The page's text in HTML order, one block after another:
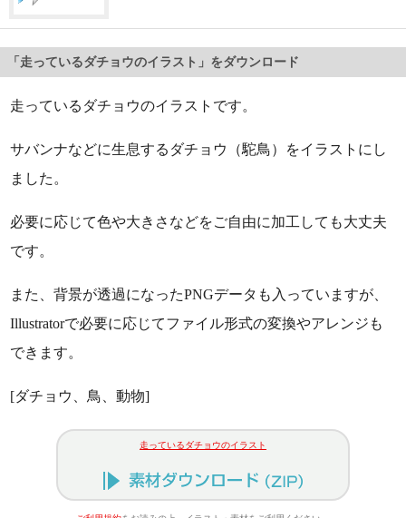
「走っているダチョウのイラスト」をダウンロード
走っているダチョウのイラストです。
サバンナなどに生息するダチョウ（駝鳥）をイラストにし
ました。
必要に応じて色や大きさなどをご自由に加工しても大丈夫
です。
また、背景が透過になったPNGデータも入っていますが、
Illustratorで必要に応じてファイル形式の変換やアレンジも
できます。
[ダチョウ、鳥、動物]
走っているダチョウのイラスト